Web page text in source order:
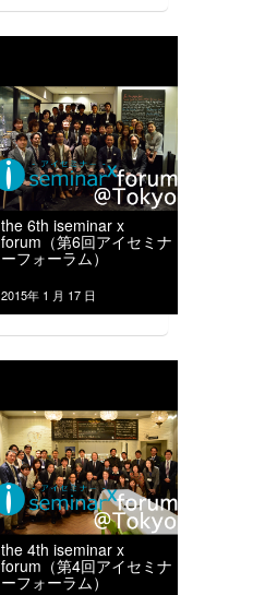
the 6th iseminar x
forum（第6回アイセミナ
ーフォーラム）
2015年 1 月 17 日
the 4th iseminar x
forum（第4回アイセミナ
ーフォーラム）